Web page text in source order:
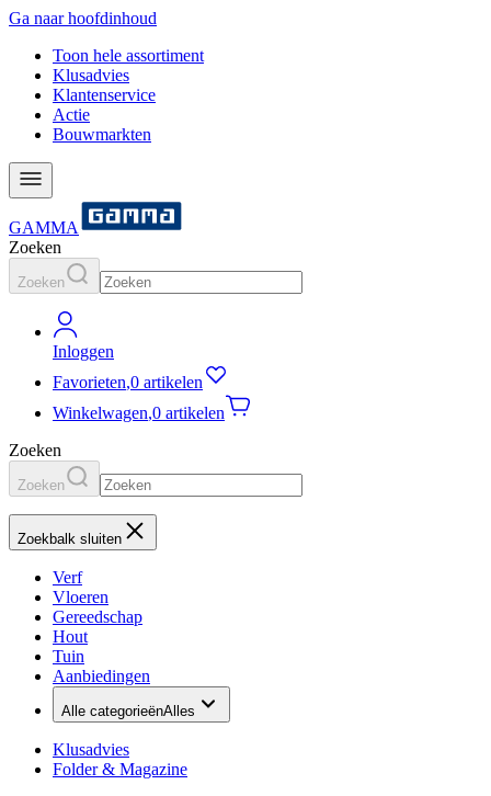
Ga naar hoofdinhoud
Toon hele assortiment
Klusadvies
Klantenservice
Actie
Bouwmarkten
GAMMA
Zoeken
Zoeken
Inloggen
Favorieten,0 artikelen
Winkelwagen,0 artikelen
Zoeken
Zoeken
Zoekbalk sluiten
Verf
Vloeren
Gereedschap
Hout
Tuin
Aanbiedingen
Alle categorieënAlles
Klusadvies
Folder & Magazine